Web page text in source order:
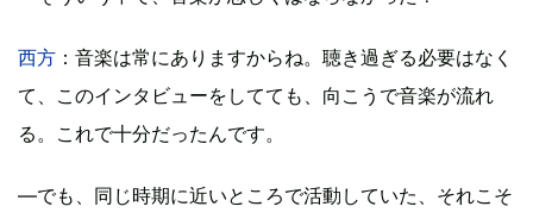
西方 ：音楽は常にありますからね。聴き過ぎる必要はなく
て、このインタビューをしてても、向こうで音楽が流れ
る。これで十分だったんです。
―でも、同じ時期に近いところで活動していた、それこそ